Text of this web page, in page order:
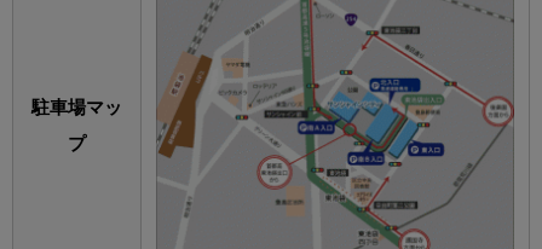
駐車場マッ
プ